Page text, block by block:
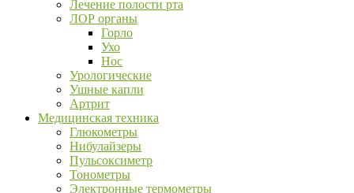
Лечение полости рта
ЛОР органы
Горло
Ухо
Нос
Урологические
Ушные капли
Артрит
Медицинская техника
Глюкометры
Нибулайзеры
Пульсоксиметр
Тонометры
Электронные термометры